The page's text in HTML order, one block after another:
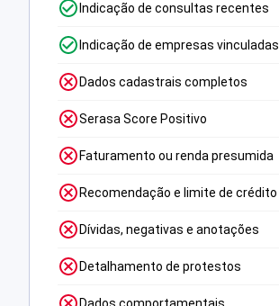
Indicação de consultas recentes
Indicação de empresas vinculadas
Dados cadastrais completos
Serasa Score Positivo
Faturamento ou renda presumida
Recomendação e limite de crédito
Dívidas, negativas e anotações
Detalhamento de protestos